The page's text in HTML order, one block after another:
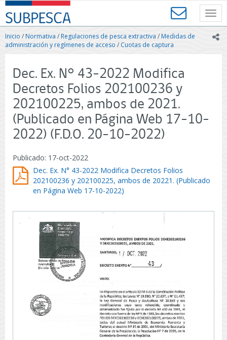
Contenido
principal
SUBPESCA
-
Subsecretaría
de
Acuicultura
-
Gobierno
de
Chile
Inicio /Normativa / Regulaciones de pesca extractiva / Medidas de
administración y regímenes de acceso / Cuotas de captura
Dec. Ex. N° 43-2022 Modifica
Decretos Folios 202100236 y
202100225, ambos de 2021.
(Publicado en Página Web 17-10-
2022) (F.D.O. 20-10-2022)
Publicado: 17-oct-2022
Dec. Ex. N° 43-2022 Modifica Decretos Folios
202100236 y 202100225, ambos de 20221. (Publicado
en Página Web 17-10-2022)